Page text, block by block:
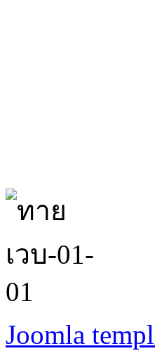
Joomla